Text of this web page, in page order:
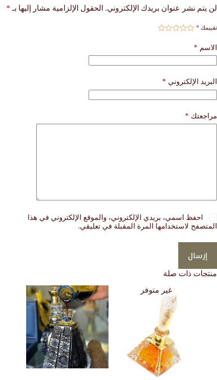
لن يتم نشر عنوان بريدك الإلكتروني. الحقول الإلزامية مشار إليها بـ *
تقييمك *
الاسم *
البريد الإلكتروني *
مراجعتك *
احفظ اسمي، بريدي الإلكتروني، والموقع الإلكتروني في هذا
المتصفح لاستخدامها المرة المقبلة في تعليقي.
إرسال
منتجات ذات صلة
غير متوفر